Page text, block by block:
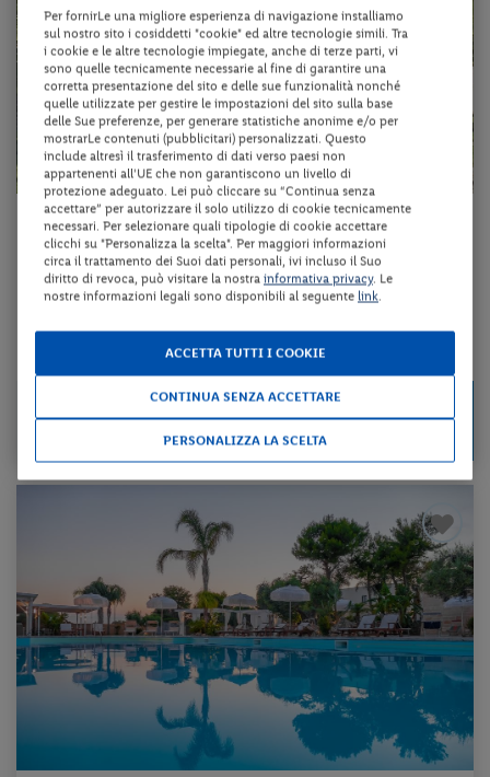
Puglia - Porto Cesareo (LE)
RESORT VILLA HERMOSA
pernottamento e colazione + utilizzo della piscina scoperta
dal 01/09/26
da105 €
Per fornirLe una migliore esperienza di navigazione installiamo
sul nostro sito i cosiddetti "cookie" ed altre tecnologie simili. Tra
i cookie e le altre tecnologie impiegate, anche di terze parti, vi
sono quelle tecnicamente necessarie al fine di garantire una
corretta presentazione del sito e delle sue funzionalità nonché
quelle utilizzate per gestire le impostazioni del sito sulla base
delle Sue preferenze, per generare statistiche anonime e/o per
mostrarLe contenuti (pubblicitari) personalizzati. Questo
include altresì il trasferimento di dati verso paesi non
appartenenti all'UE che non garantiscono un livello di
protezione adeguato. Lei può cliccare su “Continua senza
accettare” per autorizzare il solo utilizzo di cookie tecnicamente
necessari. Per selezionare quali tipologie di cookie accettare
clicchi su "Personalizza la scelta". Per maggiori informazioni
circa il trattamento dei Suoi dati personali, ivi incluso il Suo
diritto di revoca, può visitare la nostra informativa privacy. Le
nostre informazioni legali sono disponibili al seguente link.
ACCETTA TUTTI I COOKIE
CONTINUA SENZA ACCETTARE
PERSONALIZZA LA SCELTA